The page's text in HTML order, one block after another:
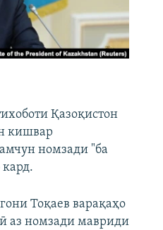
Қазоқистон
кишвар
номзади "ба
кард.
Тоқаев варақаҳо
аз номзади мавриди